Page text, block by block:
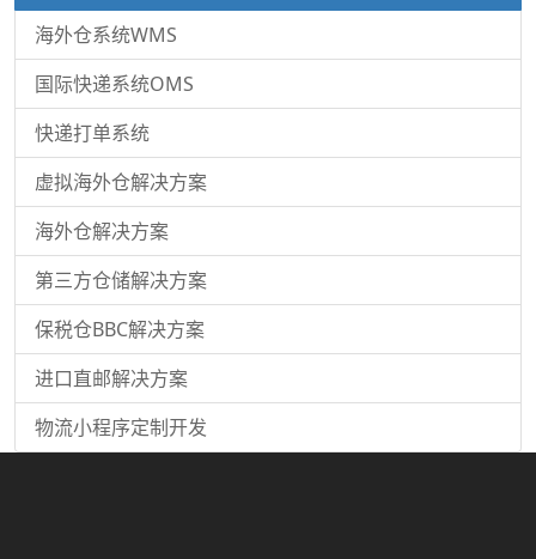
海外仓系统WMS
国际快递系统OMS
快递打单系统
虚拟海外仓解决方案
海外仓解决方案
第三方仓储解决方案
保税仓BBC解决方案
进口直邮解决方案
物流小程序定制开发